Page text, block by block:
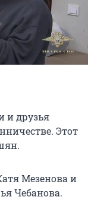
и друзья
Этот
Мезенова и
Чебанова.